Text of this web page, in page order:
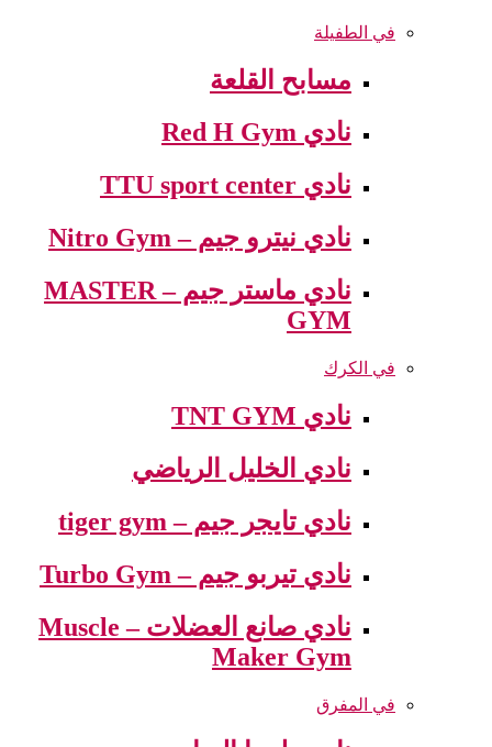
في الطفيلة
مسابح القلعة
نادي Red H Gym
نادي TTU sport center
نادي نيترو جيم – Nitro Gym
نادي ماستر جيم – MASTER
GYM
في الكرك
نادي TNT GYM
نادي الخليل الرياضي
نادي تايجر جيم – tiger gym
نادي تيربو جيم – Turbo Gym
نادي صانع العضلات – Muscle
Maker Gym
في المفرق